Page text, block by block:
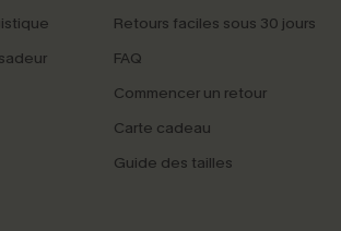
Retours faciles sous 30 jours
FAQ
Commencer un retour
Carte cadeau
Guide des tailles